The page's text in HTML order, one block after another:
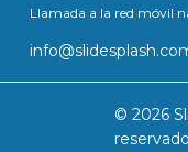
Llamada a la red móvil
© 2026